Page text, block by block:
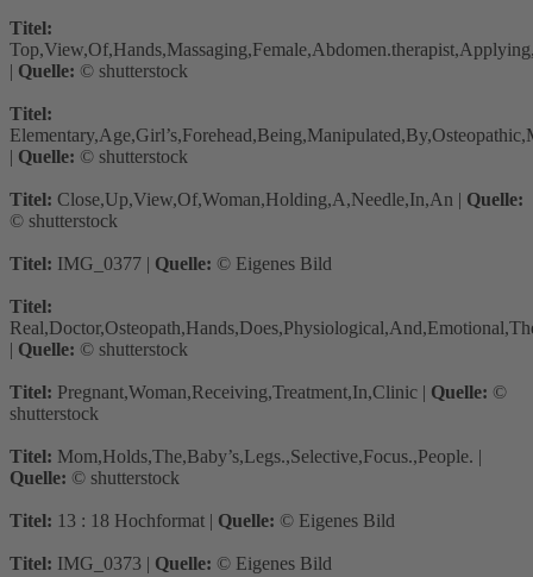
Titel:
| Quelle: © shutterstock
Titel:
| Quelle: © shutterstock
Titel: Close,Up,View,Of,Woman,Holding,A,Needle,In,An | Quelle:
© shutterstock
Titel: IMG_0377 | Quelle: © Eigenes Bild
Titel:
| Quelle: © shutterstock
Titel: Pregnant,Woman,Receiving,Treatment,In,Clinic | Quelle: ©
shutterstock
Titel: Mom,Holds,The,Baby’s,Legs.,Selective,Focus.,People. |
Quelle: © shutterstock
Titel: 13 : 18 Hochformat | Quelle: © Eigenes Bild
Titel: IMG_0373 | Quelle: © Eigenes Bild